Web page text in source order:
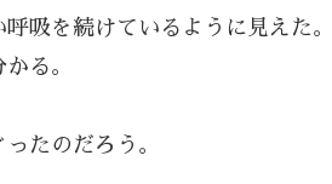
吸を続けているように見えた。
る。
たのだろう。